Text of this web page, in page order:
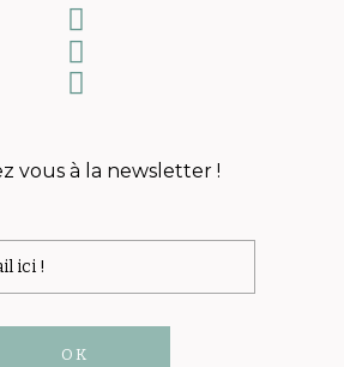
vous à la newsletter !